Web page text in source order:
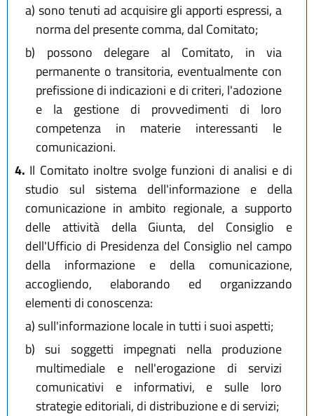
a) sono tenuti ad acquisire gli apporti espressi, a
norma del presente comma, dal Comitato;
b) possono delegare al Comitato, in via
permanente o transitoria, eventualmente con
prefissione di indicazioni e di criteri, l'adozione
e la gestione di provvedimenti di loro
competenza in materie interessanti le
comunicazioni.
4. Il Comitato inoltre svolge funzioni di analisi e di
studio sul sistema dell'informazione e della
comunicazione in ambito regionale, a supporto
delle attività della Giunta, del Consiglio e
dell'Ufficio di Presidenza del Consiglio nel campo
della informazione e della comunicazione,
accogliendo, elaborando ed organizzando
elementi di conoscenza:
a)sull'informazione locale in tutti i suoi aspetti;
b) sui soggetti impegnati nella produzione
multimediale e nell'erogazione di servizi
comunicativi e informativi, e sulle loro
strategie editoriali, di distribuzione e di servizi;